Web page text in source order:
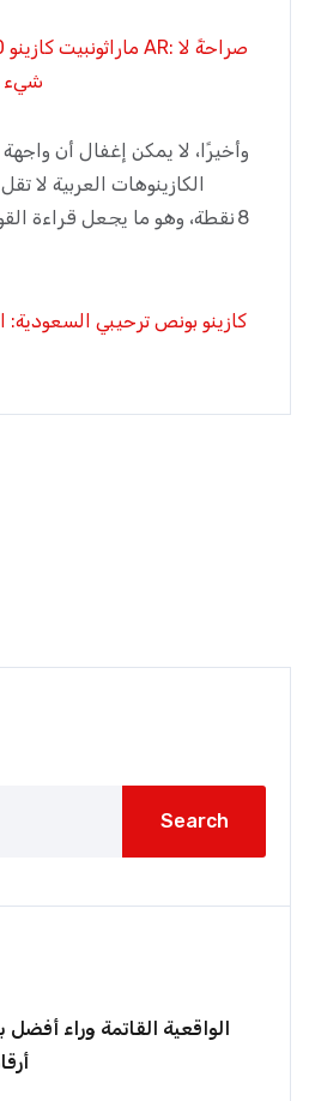
شيء
وأخيرًا، لا يمكن إغفال أن
الكازينوهات العربية لا
8 نقطة، وهو ما يجعل قراءة
كازينو بونص ترحيبي السعودية:
Search
الواقعية القاتمة وراء